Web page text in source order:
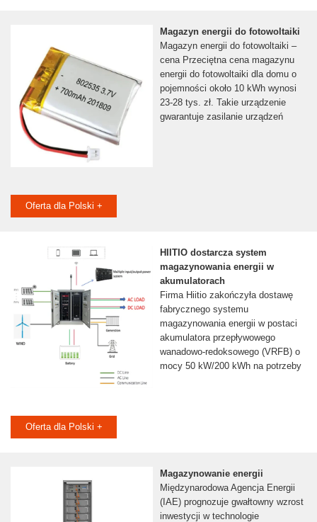
Magazyn energii do fotowoltaiki
Magazyn energii do fotowoltaiki –
cena Przeciętna cena magazynu
energii do fotowoltaiki dla domu o
pojemności około 10 kWh wynosi
23-28 tys. zł. Takie urządzenie
gwarantuje zasilanie urządzeń
Oferta dla Polski +
HIITIO dostarcza system
magazynowania energii w
akumulatorach
Firma Hiitio zakończyła dostawę
fabrycznego systemu
magazynowania energii w postaci
akumulatora przepływowego
wanadowo-redoksowego (VRFB) o
mocy 50 kW/200 kWh na potrzeby
Oferta dla Polski +
Magazynowanie energii
Międzynarodowa Agencja Energii
(IAE) prognozuje gwałtowny wzrost
inwestycji w technologie